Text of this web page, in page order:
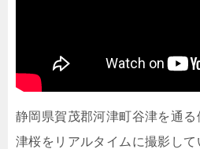
静岡県賀茂郡河津町谷津を通
津桜をリアルタイムに撮影し